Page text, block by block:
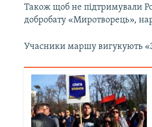
Також щоб не підтримували
добробату «Миротворець»,
Учасники маршу вигукують